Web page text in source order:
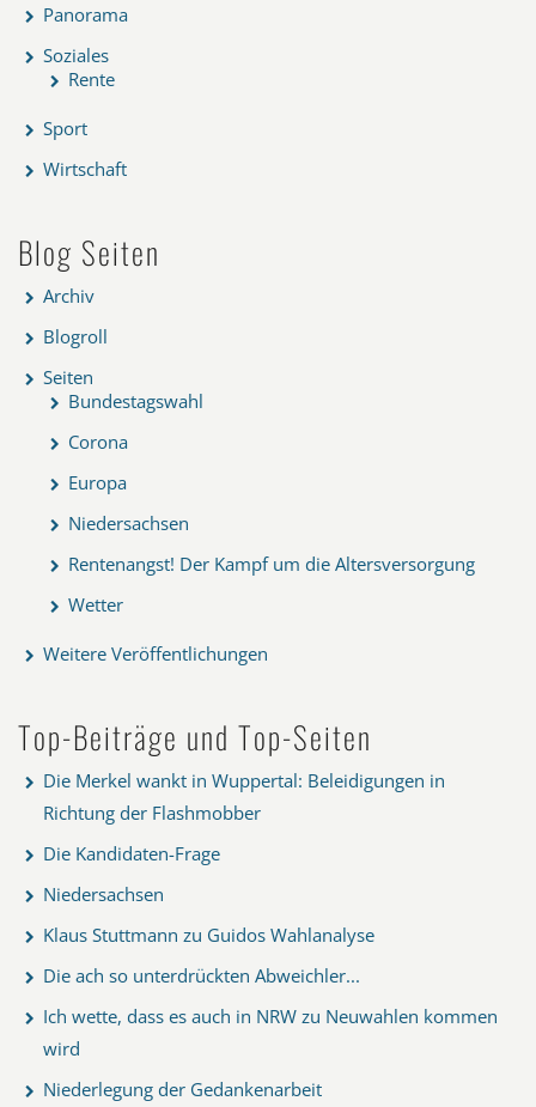
Panorama
Soziales
Rente
Sport
Wirtschaft
Blog Seiten
Archiv
Blogroll
Seiten
Bundestagswahl
Corona
Europa
Niedersachsen
Rentenangst! Der Kampf um die Altersversorgung
Wetter
Weitere Veröffentlichungen
Top-Beiträge und Top-Seiten
Die Merkel wankt in Wuppertal: Beleidigungen in
Richtung der Flashmobber
Die Kandidaten-Frage
Niedersachsen
Klaus Stuttmann zu Guidos Wahlanalyse
Die ach so unterdrückten Abweichler...
Ich wette, dass es auch in NRW zu Neuwahlen kommen
wird
Niederlegung der Gedankenarbeit